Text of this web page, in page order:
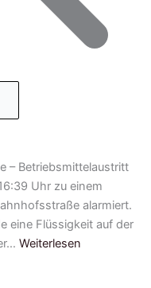
– Betriebsmittelaustritt
Uhr zu einem
alarmiert.
eine Flüssigkeit auf der
Weiterlesen